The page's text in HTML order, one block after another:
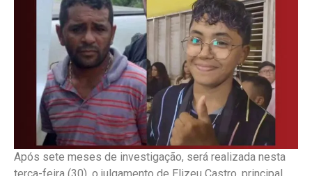
Após sete meses de investigação, será realizada nesta